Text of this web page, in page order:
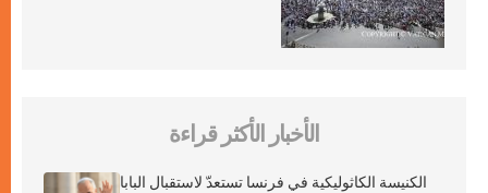
الأخبار الأكثر قراءة
الكنيسة الكاثوليكية في فرنسا تستعدّ لاستقبال البابا